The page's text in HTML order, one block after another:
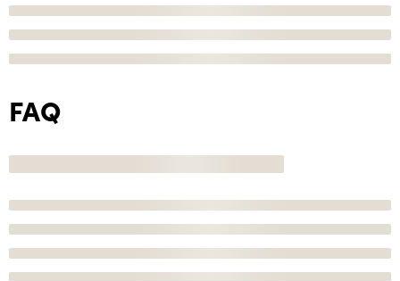
FAQ